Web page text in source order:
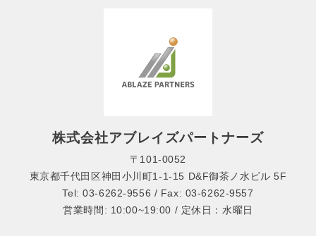
株式会社アブレイズパートナーズ
〒101-0052
東京都千代田区神田小川町1-1-15 D&F御茶ノ水ビル 5F
Tel: 03-6262-9556 / Fax: 03-6262-9557
営業時間: 10:00~19:00 / 定休日：水曜日